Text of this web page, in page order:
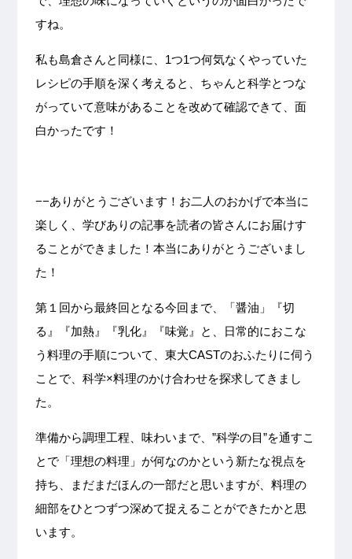
すね。
私も島倉さんと同様に、1つ1つ何気なくやっていた
レシピの手順を深く考えると、ちゃんと科学とつな
がっていて意味があることを改めて確認できて、面
白かったです！
−−ありがとうございます！お二人のおかげで本当に
楽しく、学びありの記事を読者の皆さんにお届けす
ることができました！本当にありがとうございまし
た！
第１回から最終回となる今回まで、「醤油」『切
る』『加熱』『乳化』『味覚』と、日常的におこな
う料理の手順について、東大CASTのおふたりに伺う
ことで、科学×料理のかけ合わせを探求してきまし
た。
準備から調理工程、味わいまで、”科学の目”を通すこ
とで「理想の料理」が何なのかという新たな視点を
持ち、まだまだほんの一部だと思いますが、料理の
細部をひとつずつ深めて捉えることができたかと思
います。